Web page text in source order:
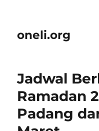
oneli.org
Jadwal
Ramadan
Padang